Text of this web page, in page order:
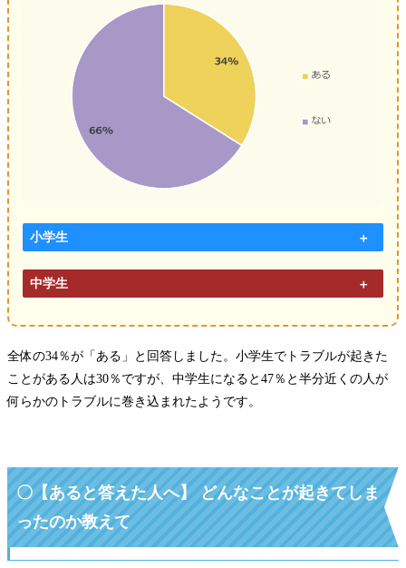
小学生
中学生
全体の34％が「ある」と回答しました。小学生でトラブルが起きた
ことがある人は30％ですが、中学生になると47％と半分近くの人が
何らかのトラブルに巻き込まれたようです。
〇【あると答えた人へ】 どんなことが起きてしま
ったのか教えて